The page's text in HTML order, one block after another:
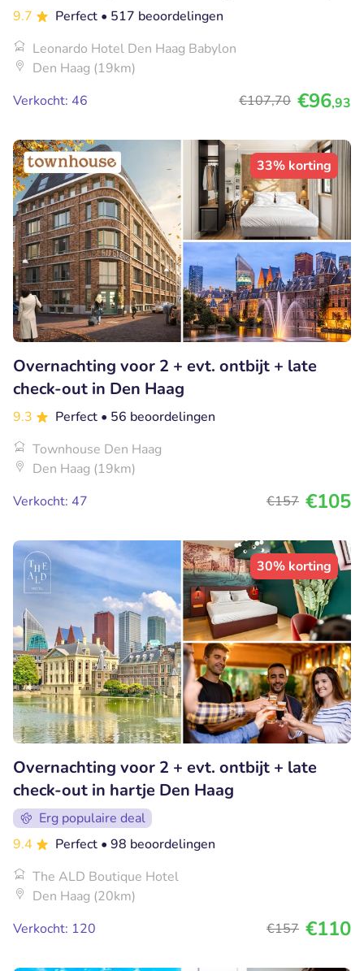
9.7 Perfect • 517 beoordelingen
Leonardo Hotel Den Haag Babylon
Den Haag (19km)
Verkocht: 46
€107,70 €96,93
33% korting
Overnachting voor 2 + evt. ontbijt + late
check-out in Den Haag
9.3 Perfect • 56 beoordelingen
Townhouse Den Haag
Den Haag (19km)
Verkocht: 47
€157 €105
30% korting
Overnachting voor 2 + evt. ontbijt + late
check-out in hartje Den Haag
Erg populaire deal
9.4
Perfect • 98 beoordelingen
The ALD Boutique Hotel
Den Haag (20km)
Verkocht: 120
€157 €110